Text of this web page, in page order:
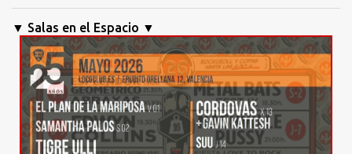
▼ Salas en el Espacio ▼